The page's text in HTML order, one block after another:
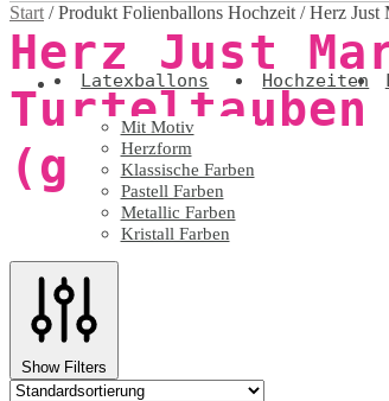
Latexballons
Mit Motiv
Herzform
Klassische Farben
Pastell Farben
Metallic Farben
Kristall Farben
Hochzeiten
Start /Produkt Folienballons Hochzeit /Herz Just
Herz Just
Turteltauben
(groß)
Show Filters